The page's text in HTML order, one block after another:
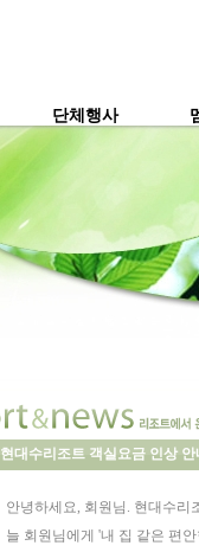
단체행사
현대수리조트 객실요금 인상 안
안녕하세요, 회원님. 현대수리
늘 회원님에게 '내 집 같은 편